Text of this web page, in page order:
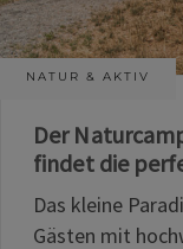
NATUR & AKTIV
Der
findet die
Das kleine
Gästen mit